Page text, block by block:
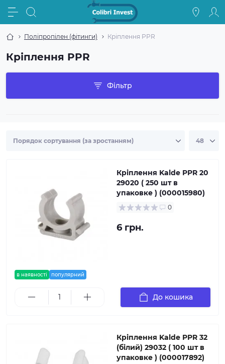
Поліпропілен (фітинги) Кріплення PPR
Кріплення PPR
Фільтр
в наявності популярний
Кріплення Kalde PPR 20
29020 ( 250 шт в
упаковке ) (000015980)
0
6 грн.
До кошика
Кріплення Kalde PPR 32
(білий) 29032 ( 100 шт в
упаковке ) (000017892)